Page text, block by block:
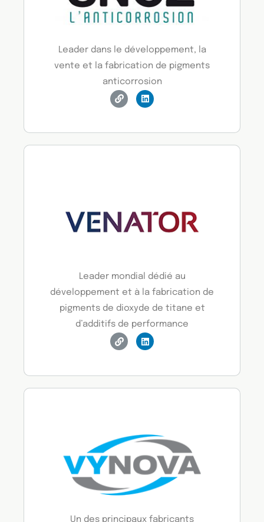
Leader dans le développement, la
vente et la fabrication de pigments
anticorrosion
Leader mondial dédié au
développement et à la fabrication de
pigments de dioxyde de titane et
d’additifs de performance
Un des principaux fabricants